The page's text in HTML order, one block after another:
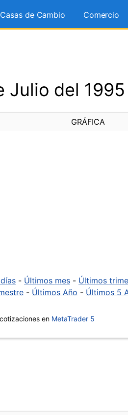
Casas de Cambio Comercio
Julio del 1995
GRÁFICA
- Últimos mes - Últimos
- Últimos Año - Últimos 5
en MetaTrader 5